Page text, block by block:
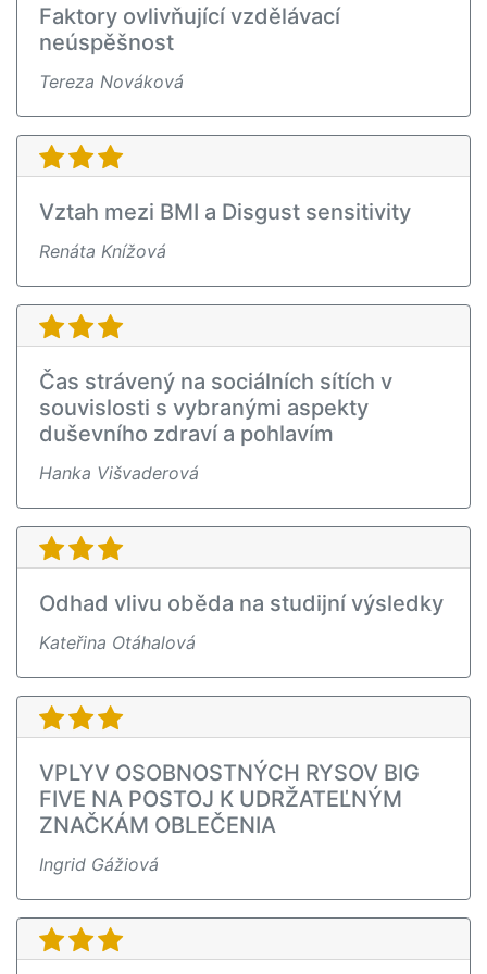
Faktory ovlivňující vzdělávací
neúspěšnost
Tereza Nováková
Vztah mezi BMI a Disgust sensitivity
Renáta Knížová
Čas strávený na sociálních sítích v
souvislosti s vybranými aspekty
duševního zdraví a pohlavím
Hanka Višvaderová
Odhad vlivu oběda na studijní výsledky
Kateřina Otáhalová
VPLYV OSOBNOSTNÝCH RYSOV BIG
FIVE NA POSTOJ K UDRŽATEĽNÝM
ZNAČKÁM OBLEČENIA
Ingrid Gážiová